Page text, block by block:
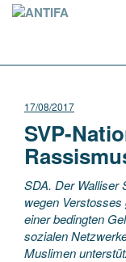
17/08/2017
SVP-
SDA. Der Walliser
wegen
einer bedingten
sozialen
Muslimen